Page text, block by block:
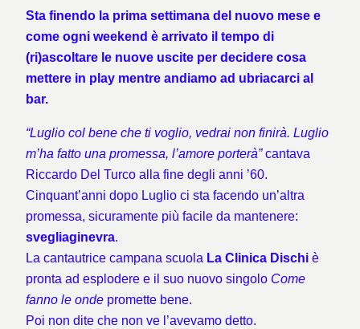
Sta finendo la prima settimana del nuovo mese e
come ogni weekend è arrivato il tempo di
(ri)ascoltare le nuove uscite per decidere cosa
mettere in play mentre andiamo ad ubriacarci al
bar.
“Luglio col bene che ti voglio, vedrai non finirà. Luglio
m’ha fatto una promessa, l’amore porterà”cantava
Riccardo Del Turco alla fine degli anni ’60.
Cinquant’anni dopo Luglio ci sta facendo un’altra
promessa, sicuramente più facile da mantenere:
svegliaginevra.
La cantautrice campana scuola La Clinica Dischi è
pronta ad esplodere e il suo nuovo singolo Come
fanno le onde promette bene.
Poi non dite che non ve l’avevamo detto.